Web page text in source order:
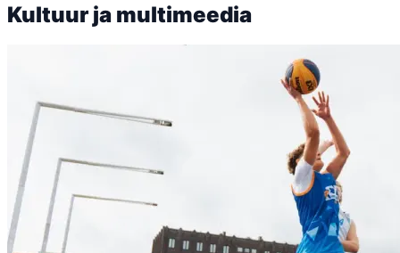
Kultuur ja multimeedia